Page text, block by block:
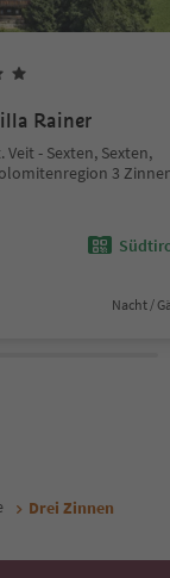
Rainer
Veit - Sexten, Sexten,
3
Nacht /
Drei Zinnen